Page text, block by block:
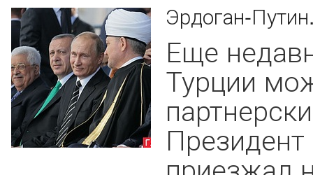
Эрдоган-
Еще
Турции